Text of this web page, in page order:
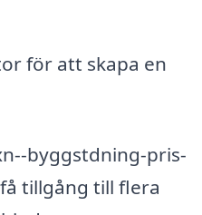
för att skapa en
byggstdning-pris-
tillgång till flera